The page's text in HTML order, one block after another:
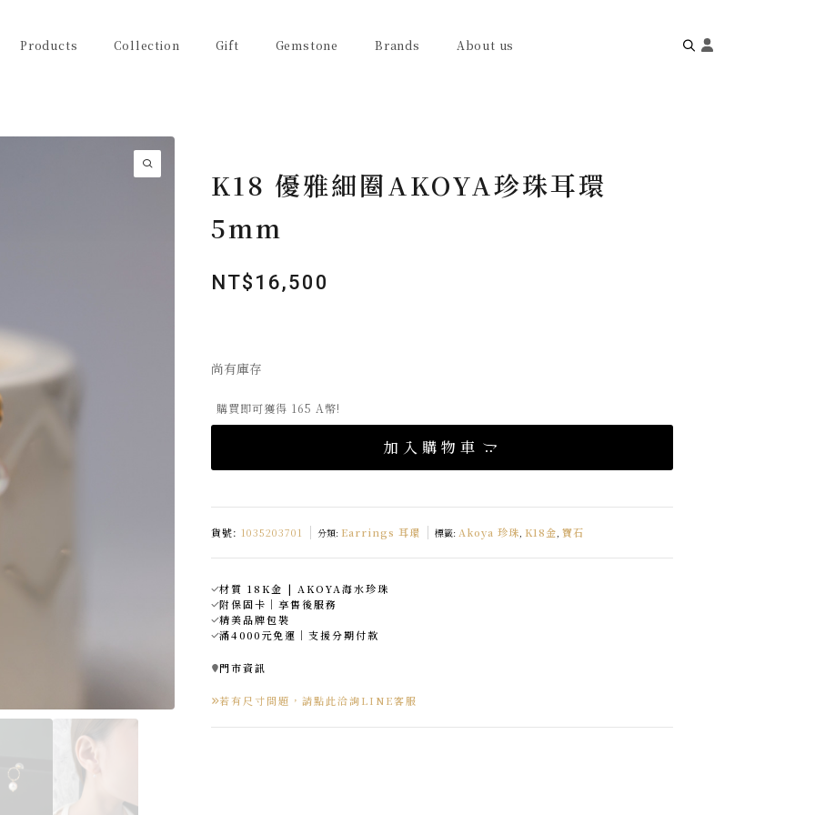
Products Collection Gift Gemstone Brands About us
K18 優雅細圈AKOYA珍珠耳環
5mm
NT$ 16,500
尚有庫存
購買即可獲得 165 A幣!
加入購物車
貨號: 1035203701 分類: Earrings 耳環 標籤: Akoya 珍珠, K18金, 寶石
材質 18K金 | AKOYA海水珍珠
附保固卡｜享售後服務
精美品牌包裝
滿4000元免運｜支援分期付款
門市資訊
若有尺寸問題，請點此洽詢LINE客服